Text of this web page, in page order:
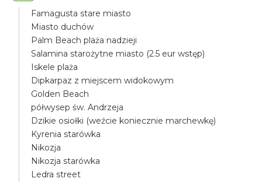
Famagusta stare miasto
Miasto duchów
Palm Beach plaża nadzieji
Salamina starożytne miasto (2.5 eur wstęp)
Iskele plaża
Dipkarpaz z miejscem widokowym
Golden Beach
półwysep św. Andrzeja
Dzikie osiołki (weźcie koniecznie marchewkę)
Kyrenia starówka
Nikozja
Nikozja starówka
Ledra street